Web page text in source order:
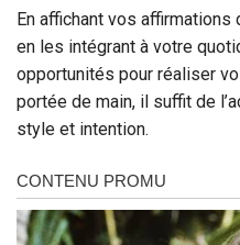
En affichant vos
en les intégrant à votre
opportunités pour réaliser
portée de main, il suffit de
style et intention.